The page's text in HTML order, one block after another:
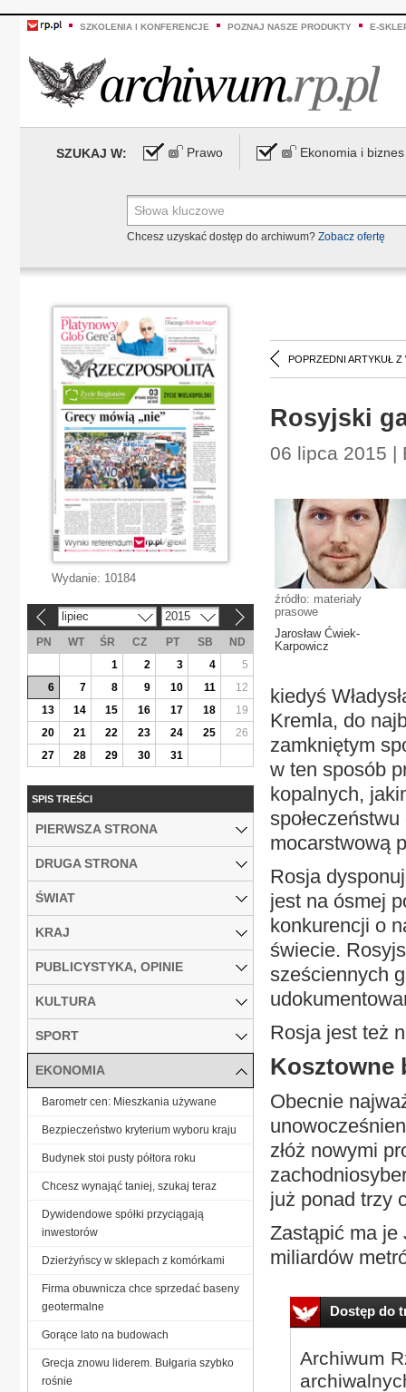
SZKOLENIA I KONFERENCJE POZNAJ NASZE PRODUKTY E-
SZUKAJ W: Prawo Ekonomia i biznes
Chcesz uzyskać dostęp do archiwum? Zobacz ofertę
POPRZEDNI ARTYKUŁ Z
Rosyjski
06 lipca 2015 |
źródło: materiały
prasowe
Jarosław Ćwiek-
Karpowicz
kiedyś
Kremla, do
zamkniętym
w ten sposób
kopalnych,
mocarstwową
Rosja
jest na ósmej
konkurencji o
świecie.
sześciennych
Rosja jest też
Kosztowne
Obecnie
złóż nowymi
już ponad trzy
Zastąpić ma je
miliardów
Dostęp do
Archiwum
Wydanie: 10184
lipiec 2015
PN WT ŚR CZ PT SB
ND
1
2 3 4
5
6
7 8 9 10 11
12
13
14 15 16 17 18
19
20
21 22 23 24 25
26
27
28 29 30 31
SPIS TREŚCI
PIERWSZA STRONA
DRUGA STRONA
ŚWIAT
KRAJ
PUBLICYSTYKA, OPINIE
KULTURA
SPORT
EKONOMIA
Barometr cen: Mieszkania używane
Bezpieczeństwo kryterium wyboru kraju
Budynek stoi pusty półtora roku
Chcesz wynająć taniej, szukaj teraz
Dywidendowe spółki przyciągają
inwestorów
Dzierżyńscy w sklepach z komórkami
Firma obuwnicza chce sprzedać baseny
geotermalne
Gorące lato na budowach
Grecja znowu liderem. Bułgaria szybko
rośnie